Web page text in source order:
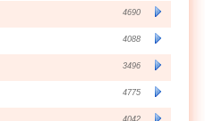
4690
4088
3496
4775
4042